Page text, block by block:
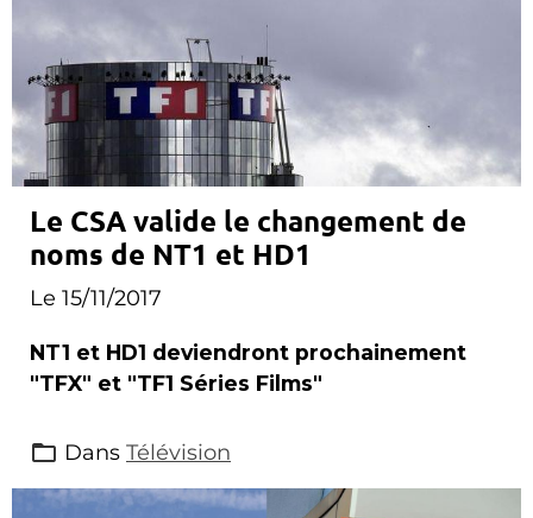
Le CSA valide le changement de
noms de NT1 et HD1
Le 15/11/2017
NT1 et HD1 deviendront prochainement
"TFX" et "TF1 Séries Films"
Dans Télévision